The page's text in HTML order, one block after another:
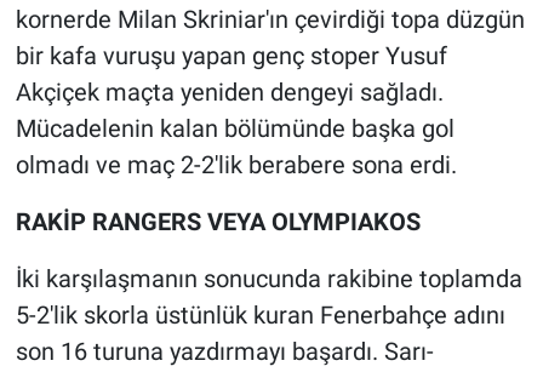
kornerde Milan Skriniar'ın çevirdiği topa düzgün
bir kafa vuruşu yapan genç stoper Yusuf
Akçiçek maçta yeniden dengeyi sağladı.
Mücadelenin kalan bölümünde başka gol
olmadı ve maç 2-2'lik berabere sona erdi.
RAKİP RANGERS VEYA OLYMPIAKOS
İki karşılaşmanın sonucunda rakibine toplamda
5-2'lik skorla üstünlük kuran Fenerbahçe adını
son 16 turuna yazdırmayı başardı. Sarı-
Programlar
Sağlık
Spor
Teknoloji
Türkiye'nin Geleceği
Türkiye'nin Gündemi